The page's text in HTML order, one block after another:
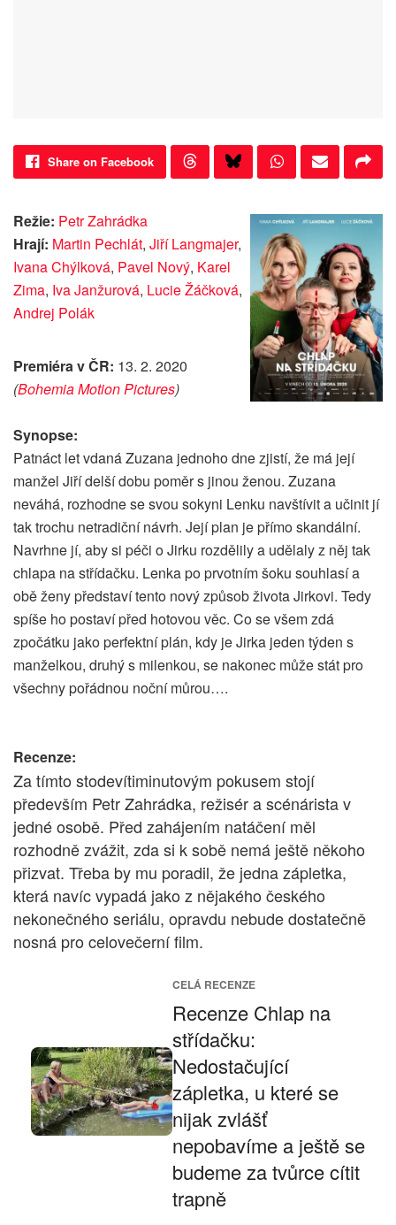
Share on Facebook
Režie: Petr Zahrádka
Hrají: Martin Pechlát, Jiří Langmajer,
Ivana Chýlková, Pavel Nový, Karel
Zima, Iva Janžurová, Lucie Žáčková,
Andrej Polák
Premiéra v ČR: 13. 2. 2020
(Bohemia Motion Pictures)
Synopse:
Patnáct let vdaná Zuzana jednoho dne zjistí, že má její
manžel Jiří delší dobu poměr s jinou ženou. Zuzana
neváhá, rozhodne se svou sokyni Lenku navštívit a učinit jí
tak trochu netradiční návrh. Její plan je přímo skandální.
Navrhne jí, aby si péči o Jirku rozdělily a udělaly z něj tak
chlapa na střídačku. Lenka po prvotním šoku souhlasí a
obě ženy představí tento nový způsob života Jirkovi. Tedy
spíše ho postaví před hotovou věc. Co se všem zdá
zpočátku jako perfektní plán, kdy je Jirka jeden týden s
manželkou, druhý s milenkou, se nakonec může stát pro
všechny pořádnou noční můrou….
Recenze:
Za tímto stodevítiminutovým pokusem stojí
především Petr Zahrádka, režisér a scénárista v
jedné osobě. Před zahájením natáčení měl
rozhodně zvážit, zda si k sobě nemá ještě někoho
přizvat. Třeba by mu poradil, že jedna zápletka,
která navíc vypadá jako z nějakého českého
nekonečného seriálu, opravdu nebude dostatečně
nosná pro celovečerní film.
CELÁ RECENZE
Recenze Chlap na
střídačku:
Nedostačující
zápletka, u které se
nijak zvlášť
nepobavíme a ještě se
budeme za tvůrce cítit
trapně